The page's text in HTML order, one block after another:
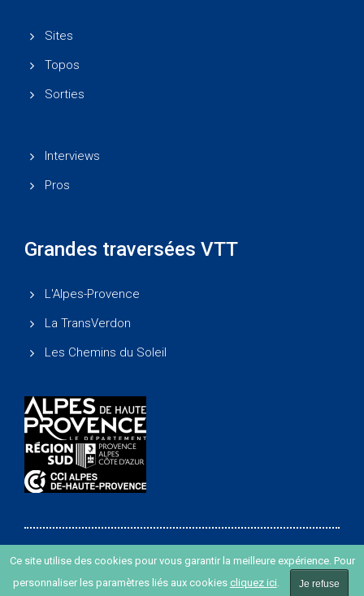
Sites
Topos
Sorties
Interviews
Pros
Grandes traversées VTT
L'Alpes-Provence
La TransVerdon
Les Chemins du Soleil
Copyright ©-Agence de développement des Alpes de
Haute Provence-Création de site internet agence Oyopi
Ce site utilise des cookies pour vous garantir la meilleure expérience. Pour
personnaliser les paramètres liés aux cookies cliquez ici. Je refuse